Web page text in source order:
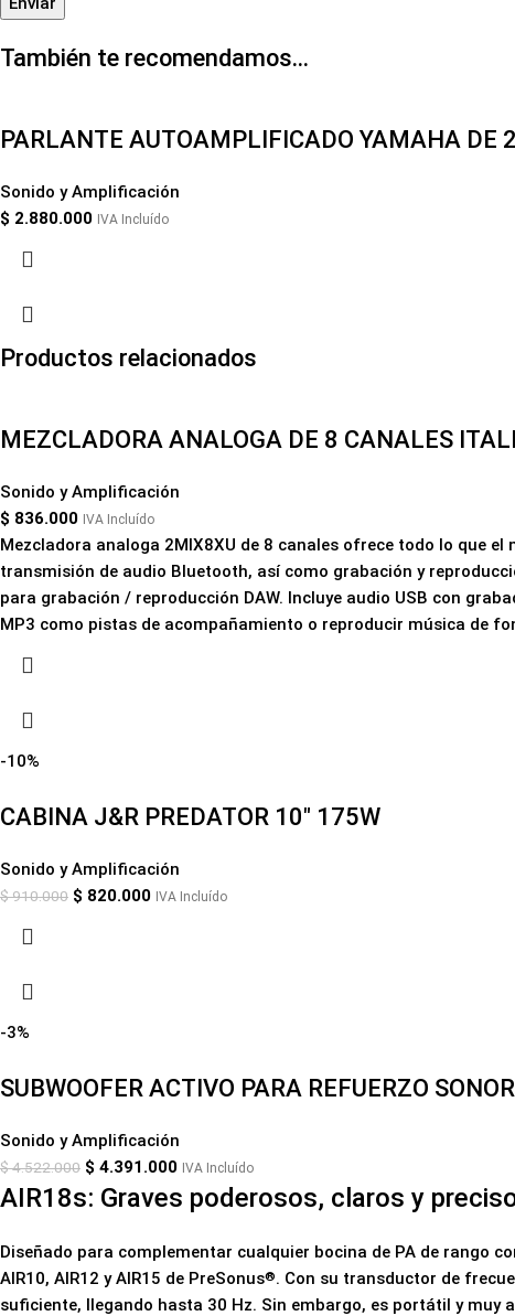
También te recomendamos…
PARLANTE AUTOAMPLIFICADO YAMAHA DE
Sonido y Amplificación
$ 2.880.000 IVA Incluído
Productos relacionados
MEZCLADORA ANALOGA DE 8 CANALES
Sonido y Amplificación
$ 836.000 IVA Incluído
Mezcladora analoga 2MIX8XU de 8 canales ofrece todo lo que
transmisión de audio Bluetooth, así como grabación y
para grabación / reproducción DAW. Incluye audio USB con
MP3 como pistas de acompañamiento o reproducir música de
-10%
CABINA J&R PREDATOR 10″ 175W
Sonido y Amplificación
$910.000 $ 820.000 IVA Incluído
-3%
SUBWOOFER ACTIVO PARA REFUERZO
Sonido y Amplificación
$4.522.000 $ 4.391.000 IVA Incluído
AIR18s: Graves poderosos, claros y
Diseñado para complementar cualquier bocina de PA de rango
AIR10, AIR12 y AIR15 de PreSonus®. Con su transductor de
suficiente, llegando hasta 30 Hz. Sin embargo, es portátil y